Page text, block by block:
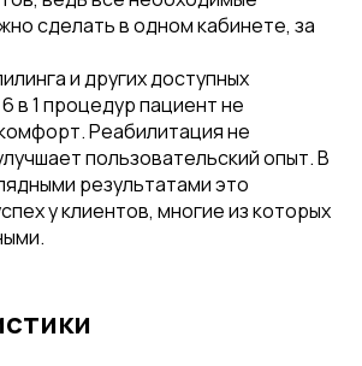
сделать в одном кабинете, за
и других доступных
в 1 процедур пациент не
Реабилитация не
пользовательский опыт. В
результатами это
у клиентов, многие из которых